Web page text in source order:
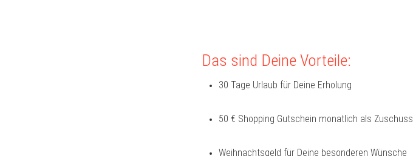
Das sind Deine Vorteile:
30 Tage Urlaub für Deine Erholung
50 € Shopping Gutschein monatlich als
Weihnachtsgeld für Deine besonderen Wünsche